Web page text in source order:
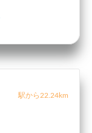
駅から22.24km